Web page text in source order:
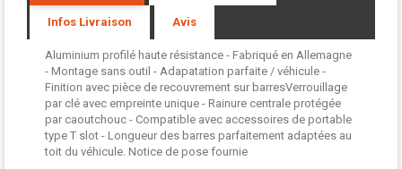
Infos Livraison Avis
Aluminium profilé haute résistance - Fabriqué en Allemagne
- Montage sans outil - Adapatation parfaite / véhicule -
Finition avec pièce de recouvrement sur barresVerrouillage
par clé avec empreinte unique - Rainure centrale protégée
par caoutchouc - Compatible avec accessoires de portable
type T slot - Longueur des barres parfaitement adaptées au
toit du véhicule. Notice de pose fournie